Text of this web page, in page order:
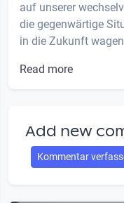
auf unserer
die gegenwärtige
in die Zukunft
Read more
Add new
Kommentar